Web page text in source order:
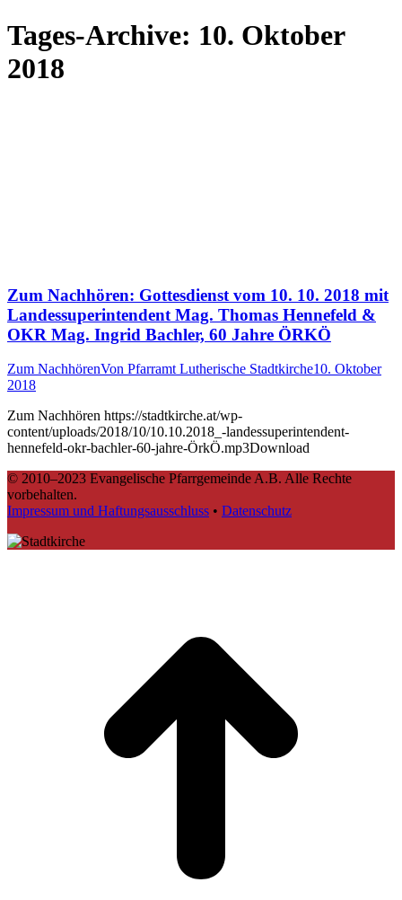
Tages-Archive: 10. Oktober
2018
Zum Nachhören: Gottesdienst vom 10. 10. 2018 mit
Landessuperintendent Mag. Thomas Hennefeld &
OKR Mag. Ingrid Bachler, 60 Jahre ÖRKÖ
Zum NachhörenVon Pfarramt Lutherische Stadtkirche10. Oktober
2018
Zum Nachhören https://stadtkirche.at/wp-
content/uploads/2018/10/10.10.2018_-landessuperintendent-
hennefeld-okr-bachler-60-jahre-ÖrkÖ.mp3Download
© 2010–2023 Evangelische Pfarrgemeinde A.B. Alle Rechte
vorbehalten.
Impressum und Haftungsausschluss • Datenschutz